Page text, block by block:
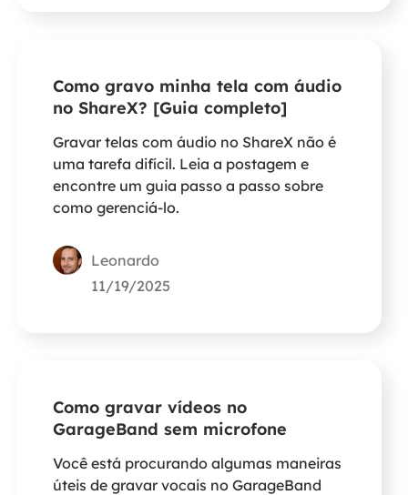
Como gravo minha tela com áudio
no ShareX? [Guia completo]
Gravar telas com áudio no ShareX não é
uma tarefa difícil. Leia a postagem e
encontre um guia passo a passo sobre
como gerenciá-lo.
Leonardo
11/19/2025
Como gravar vídeos no
GarageBand sem microfone
Você está procurando algumas maneiras
úteis de gravar vocais no GarageBand